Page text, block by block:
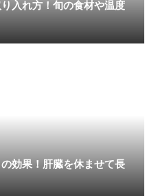
入れ方！旬の食材や温度
効果！肝臓を休ませて長